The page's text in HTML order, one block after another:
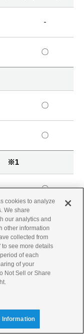
-
〇
〇
〇
※1
〇
〇
-
cookies to analyze
We share
our analytics and
other information
collected from
to see more details
of each
of your
Not Sell or Share
Information